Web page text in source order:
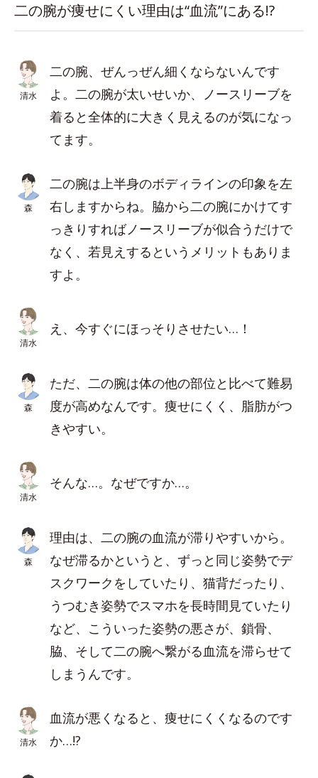
二の腕が痩せにくい理由は“血流”にある!?
清水
二の腕、ぜんっぜん細くならないんです
よ。二の腕が太いせいか、ノースリーブを
着ると全体的に大きく見えるのが気になっ
てます。
森
二の腕は上半身のボディラインの印象を左
右しますからね。脇から二の腕にかけてす
っきりすればノースリーブが似合うだけで
なく、若見えするというメリットもありま
すよ。
清水
え、今すぐにほっそりさせたい…！
森
ただ、二の腕は体の他の部位と比べて難易
度が高めなんです。痩せにくく、脂肪がつ
きやすい。
清水
そんな…。なぜですか…。
森
理由は、二の腕の血流が滞りやすいから。
なぜ滞るかというと、ずっと同じ姿勢でデ
スクワークをしていたり、猫背だったり、
うつむき姿勢でスマホを長時間見ていたり
など、こういった姿勢の悪さが、鎖骨、
脇、そして二の腕へ繋がる血流を滞らせて
しまうんです。
清水
血流が悪くなると、痩せにくくなるのです
か…!?